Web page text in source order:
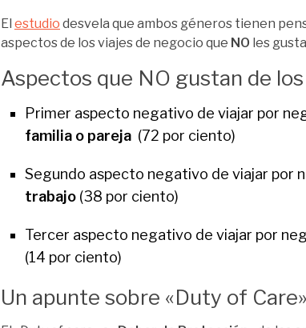
El estudio desvela que ambos géneros tienen
aspectos de los viajes de negocio que NO les
Aspectos que NO gustan de
Primer aspecto negativo de viajar por
familia o pareja (72 por ciento)
Segundo aspecto negativo de viajar por
trabajo (38 por ciento)
Tercer aspecto negativo de viajar por
(14 por ciento)
Un apunte sobre «Duty of Care»